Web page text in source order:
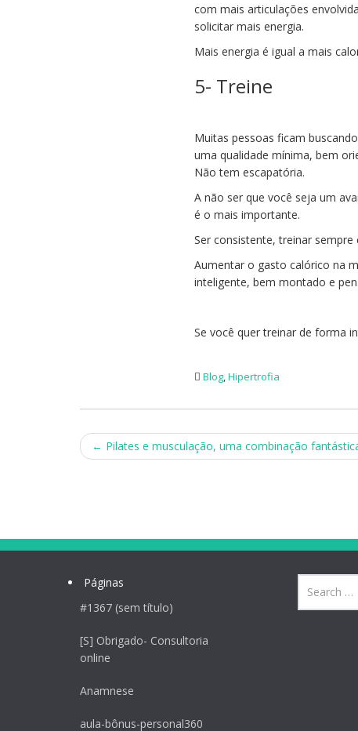
com mais articulações
solicitar mais energia.
Mais energia é igual a mais
5- Treine
Muitas pessoas ficam
uma qualidade mínima, bem
Não tem escapatória.
A não ser que você seja um
é o mais importante.
Ser consistente, treinar
Aumentar o gasto calórico na
inteligente, bem montado e
Se você quer treinar de forma
Blog,Hipertrofia
Post
← Pilates e musculação, uma combinação
Páginas
#1367 (sem título)
[S] Obrigado- Consultoria
online
Anamnese
aula-bônus-personal360